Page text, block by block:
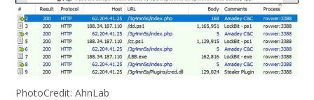
PhotoCredit: AhnLab